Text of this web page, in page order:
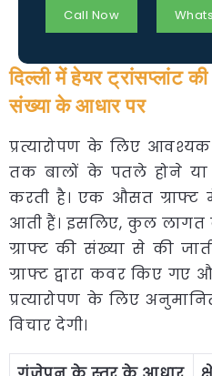
Call Now
दिल्ली में हेयर ट्रांसप्लांट
संख्या के आधार पर
प्रत्यारोपण के लिए आवश्यक
तक बालों के पतले होने या
करती है। एक औसत ग्राफ्ट
आती हैं। इसलिए, कुल
ग्राफ्ट की संख्या से की
ग्राफ्ट द्वारा कवर किए गए
प्रत्यारोपण के लिए
विचार देगी।